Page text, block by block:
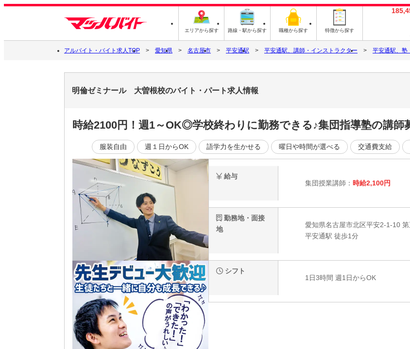
エリアから探す 路線・駅から探す 職種から探す 特徴から探す
アルバイト・バイト求人TOP 愛知県 名古屋市 平安通駅 平安通駅、講師・インストラクター 平安通駅、塾
明倫ゼミナール 大曽根校のバイト・パート求人情報
時給2100円！週1～OK◎学校終わりに勤務できる♪集団指導塾の講師
服装自由 週１日からOK 語学力を生かせる 曜日や時間が選べる 交通費支給
給与
集団授業講師： 時給2,100円
勤務地・面接
地
愛知県名古屋市北区平安2-1-10
平安通駅 徒歩1分
シフト
1日3時間 週1日からOK